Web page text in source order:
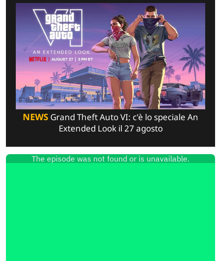
NEWS Grand Theft Auto VI: c'è lo speciale An
Extended Look il 27 agosto